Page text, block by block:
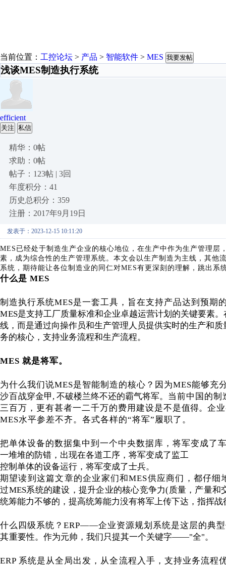
当前位置： 工控论坛 > 产品 > 智能软件 > MES 我要发帖
浅谈MES制造执行系统
efficient
关注 私信
精华：0帖
求助：0帖
帖子：123帖 | 3回
年度积分：41
历史总积分：359
注册：2017年9月19日
发表于：2023-12-15 10:11:20
MES已经处于制造生产企业的核心地位，在生产中作为生产管理层
素，成为综合性的生产管理系统。本文会以生产制造为主线，其他
系统，期待能让各位制造业的同仁对MES有更深刻的理解，跳出系
什么是 MES
制造执行系统MES是一套工具，旨在支持产品达到预期
MES是支持工厂质量标准和企业卓越运营计划的关键要素
线，而是通过向操作员和生产管理人员提供实时的生产和
务的核心，支持业务流程和生产流程。
MES 就是将军。
为什么我们说MES是智能制造的核心？因为MES能够充
沙百战穿金甲 , 不破楼兰终不还的霸气将军。 当前中国的制
三百万，更有甚者一二千万的费用建设是不是值得。 企
MES水平参差不齐。各式各样的“将军”履职了。
把单体设备的数据集中到一个中央数据库，将军变成了
一堆堆的防错，出现在各道工序，将军变成了监工
控制单体的设备运行，将军变成了士兵。
期望读到这篇文章的企业家们和MES供应商们，都仔细
过MES系统的建设，提升企业的核心竞争力(质量，产量和
统筹能力不够的，提高统筹能力没有将军上传下达，指挥
什么四级系统？ERP——企业资源规划系统是这层的典
其重要性。作为元帅，我们只提其一个关键字——"全"。
ERP 系统是从全局出发，从全流程入手，支持业务流程